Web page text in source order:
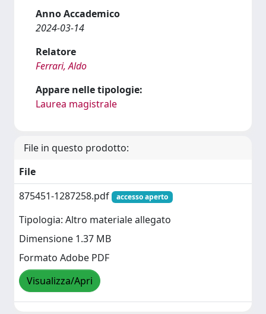
Anno Accademico
2024-03-14
Relatore
Ferrari, Aldo
Appare nelle tipologie:
Laurea magistrale
File in questo prodotto:
File
875451-1287258.pdf
accesso aperto
Tipologia: Altro materiale allegato
Dimensione 1.37 MB
Formato Adobe PDF
Visualizza/Apri